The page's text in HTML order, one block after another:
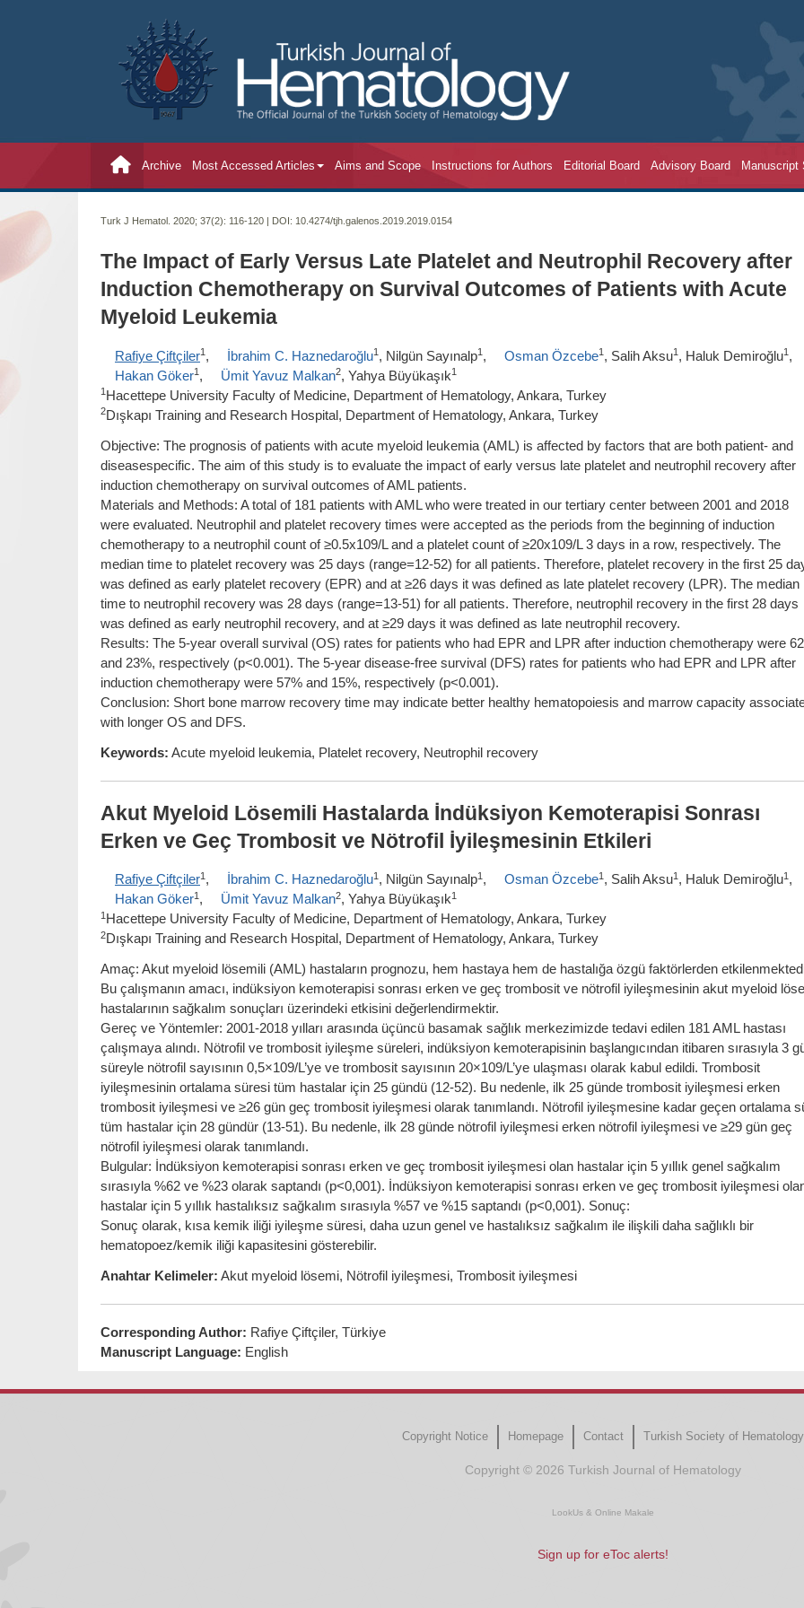
Archive Most Accessed Articles Aims and Scope Instructions for Authors Editorial Board Advisory Board Manuscript
Turk J Hematol. 2020; 37(2): 116-120 | DOI: 10.4274/tjh.galenos.2019.2019.0154
The Impact of Early Versus Late Platelet and Neutrophil Recovery after
Induction Chemotherapy on Survival Outcomes of Patients with Acute
Myeloid Leukemia
Rafiye Çiftçiler1 , İbrahim C. Haznedaroğlu1 , Nilgün Sayınalp1 , Osman Özcebe1 , Salih Aksu1 , Haluk Demiroğlu1 ,
Hakan Göker1 , Ümit Yavuz Malkan2, Yahya Büyükaşık1
1 Hacettepe University Faculty of Medicine, Department of Hematology, Ankara, Turkey
2Dışkapı Training and Research Hospital, Department of Hematology, Ankara, Turkey
Objective: The prognosis of patients with acute myeloid leukemia (AML) is affected by factors that are both patient- and
diseasespecific. The aim of this study is to evaluate the impact of early versus late platelet and neutrophil recovery after
induction chemotherapy on survival outcomes of AML patients.
Materials and Methods: A total of 181 patients with AML who were treated in our tertiary center between 2001 and 2018
were evaluated. Neutrophil and platelet recovery times were accepted as the periods from the beginning of induction
chemotherapy to a neutrophil count of ≥0.5x109/L and a platelet count of ≥20x109/L 3 days in a row, respectively. The
median time to platelet recovery was 25 days (range=12-52) for all patients. Therefore, platelet recovery in the first 25
was defined as early platelet recovery (EPR) and at ≥26 days it was defined as late platelet recovery (LPR). The median
time to neutrophil recovery was 28 days (range=13-51) for all patients. Therefore, neutrophil recovery in the first 28 days
was defined as early neutrophil recovery, and at ≥29 days it was defined as late neutrophil recovery.
Results: The 5-year overall survival (OS) rates for patients who had EPR and LPR after induction chemotherapy were
and 23%, respectively (p<0.001). The 5-year disease-free survival (DFS) rates for patients who had EPR and LPR after
induction chemotherapy were 57% and 15%, respectively (p<0.001).
Conclusion: Short bone marrow recovery time may indicate better healthy hematopoiesis and marrow capacity
with longer OS and DFS.
Keywords: Acute myeloid leukemia, Platelet recovery, Neutrophil recovery
Akut Myeloid Lösemili Hastalarda İndüksiyon Kemoterapisi Sonrası
Erken ve Geç Trombosit ve Nötrofil İyileşmesinin Etkileri
Rafiye Çiftçiler1 , İbrahim C. Haznedaroğlu1 , Nilgün Sayınalp1 , Osman Özcebe1 , Salih Aksu1 , Haluk Demiroğlu1 ,
Hakan Göker1 , Ümit Yavuz Malkan2, Yahya Büyükaşık1
1 Hacettepe University Faculty of Medicine, Department of Hematology, Ankara, Turkey
2Dışkapı Training and Research Hospital, Department of Hematology, Ankara, Turkey
Amaç: Akut myeloid lösemili (AML) hastaların prognozu, hem hastaya hem de hastalığa özgü faktörlerden
Bu çalışmanın amacı, indüksiyon kemoterapisi sonrası erken ve geç trombosit ve nötrofil iyileşmesinin akut myeloid
hastalarının sağkalım sonuçları üzerindeki etkisini değerlendirmektir.
Gereç ve Yöntemler: 2001-2018 yılları arasında üçüncü basamak sağlık merkezimizde tedavi edilen 181 AML hastası
çalışmaya alındı. Nötrofil ve trombosit iyileşme süreleri, indüksiyon kemoterapisinin başlangıcından itibaren sırasıyla 3
süreyle nötrofil sayısının 0,5×109/L’ye ve trombosit sayısının 20×109/L’ye ulaşması olarak kabul edildi. Trombosit
iyileşmesinin ortalama süresi tüm hastalar için 25 gündü (12-52). Bu nedenle, ilk 25 günde trombosit iyileşmesi erken
trombosit iyileşmesi ve ≥26 gün geç trombosit iyileşmesi olarak tanımlandı. Nötrofil iyileşmesine kadar geçen ortalama
tüm hastalar için 28 gündür (13-51). Bu nedenle, ilk 28 günde nötrofil iyileşmesi erken nötrofil iyileşmesi ve ≥29 gün geç
nötrofil iyileşmesi olarak tanımlandı.
Bulgular: İndüksiyon kemoterapisi sonrası erken ve geç trombosit iyileşmesi olan hastalar için 5 yıllık genel sağkalım
sırasıyla %62 ve %23 olarak saptandı (p<0,001). İndüksiyon kemoterapisi sonrası erken ve geç trombosit iyileşmesi
hastalar için 5 yıllık hastalıksız sağkalım sırasıyla %57 ve %15 saptandı (p<0,001). Sonuç:
Sonuç olarak, kısa kemik iliği iyileşme süresi, daha uzun genel ve hastalıksız sağkalım ile ilişkili daha sağlıklı bir
hematopoez/kemik iliği kapasitesini gösterebilir.
Anahtar Kelimeler: Akut myeloid lösemi, Nötrofil iyileşmesi, Trombosit iyileşmesi
Corresponding Author: Rafiye Çiftçiler, Türkiye
Manuscript Language: English
Copyright Notice Homepage Contact Turkish Society of Hematology
Copyright © 2026 Turkish Journal of Hematology
LookUs & Online Makale
Sign up for eToc alerts!